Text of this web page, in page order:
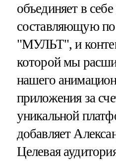
объединяет в
составляющую
"МУЛЬТ", и
которой мы
нашего
приложения за
уникальной
добавляет
Целевая